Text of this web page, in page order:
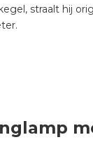
straalt hij